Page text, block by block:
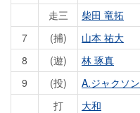
走三
柴田 竜拓
7
(捕) 山本 祐大
8
(遊) 林 琢真
9
(投) A.ジャクソン
打
大和